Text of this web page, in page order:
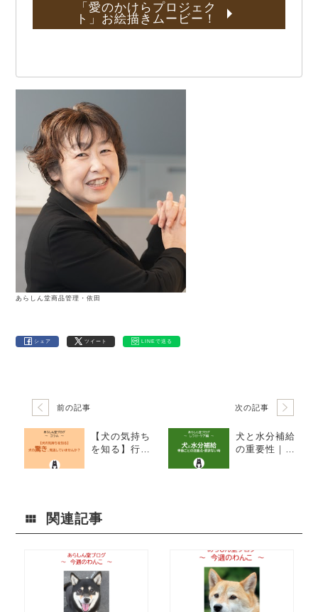
「愛のかけらプロジェク
ト」お絵描きムービー！
あらしん堂商品管理・依田
シェア ツイート LINEで送る
前の記事
【犬の気持ち
を知る】行動
の驚き、見逃
していません
次の記事
犬と水分補給
の重要性｜正
関連記事